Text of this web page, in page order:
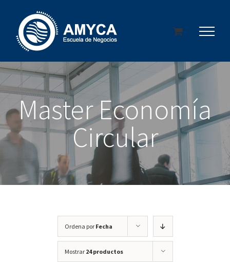
contenido
Master Economía
Circular
Ordena por Fecha
Mostrar 24 productos